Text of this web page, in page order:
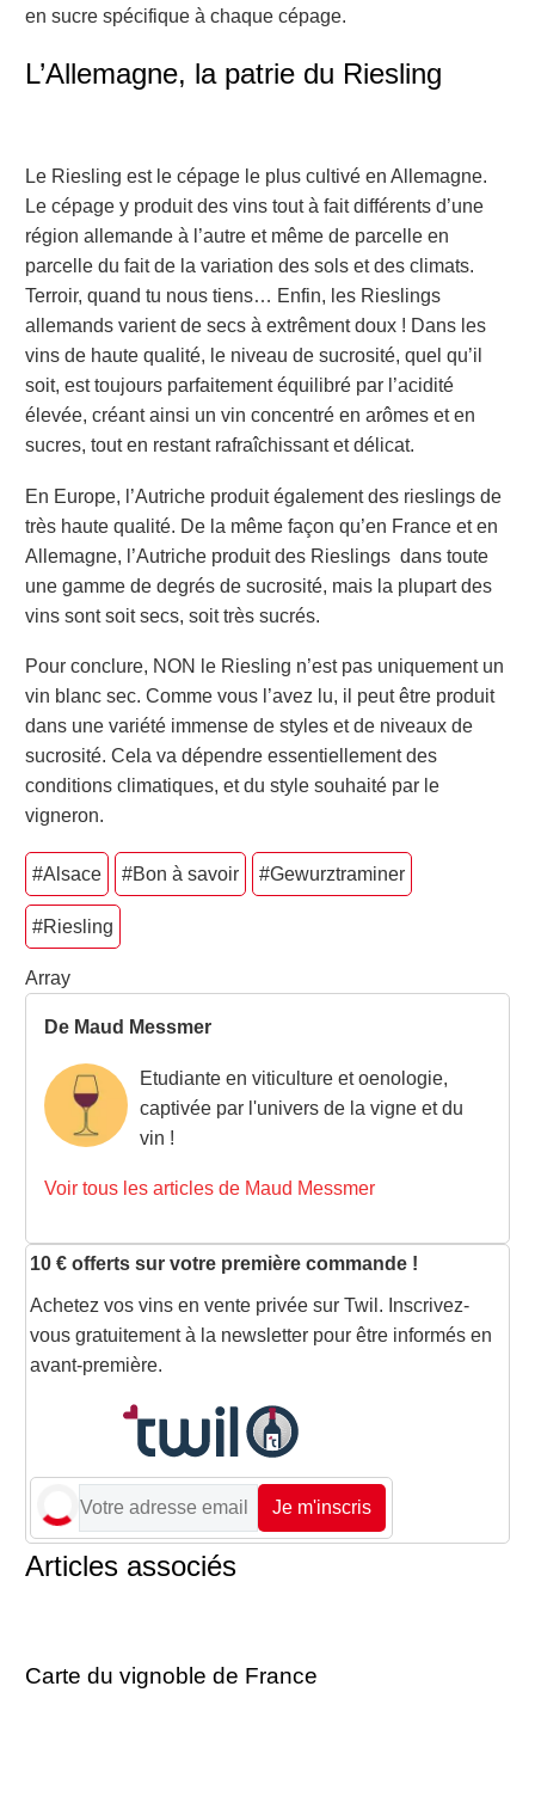
en sucre spécifique à chaque cépage.
L’Allemagne, la patrie du Riesling
Le Riesling est le cépage le plus cultivé en Allemagne.
Le cépage y produit des vins tout à fait différents d’une
région allemande à l’autre et même de parcelle en
parcelle du fait de la variation des sols et des climats.
Terroir, quand tu nous tiens… Enfin, les Rieslings
allemands varient de secs à extrêment doux ! Dans les
vins de haute qualité, le niveau de sucrosité, quel qu’il
soit, est toujours parfaitement équilibré par l’acidité
élevée, créant ainsi un vin concentré en arômes et en
sucres, tout en restant rafraîchissant et délicat.
En Europe, l’Autriche produit également des rieslings de
très haute qualité. De la même façon qu’en France et en
Allemagne, l’Autriche produit des Rieslings dans toute
une gamme de degrés de sucrosité, mais la plupart des
vins sont soit secs, soit très sucrés.
Pour conclure, NON le Riesling n’est pas uniquement un
vin blanc sec. Comme vous l’avez lu, il peut être produit
dans une variété immense de styles et de niveaux de
sucrosité. Cela va dépendre essentiellement des
conditions climatiques, et du style souhaité par le
vigneron.
#Alsace #Bon à savoir #Gewurztraminer
#Riesling
Array
De Maud Messmer
Etudiante en viticulture et oenologie,
captivée par l'univers de la vigne et du
vin !
Voir tous les articles de Maud Messmer
10 € offerts sur votre première commande !
Achetez vos vins en vente privée sur Twil. Inscrivez-
vous gratuitement à la newsletter pour être informés en
avant-première.
Je m'inscris
Articles associés
Carte du vignoble de France